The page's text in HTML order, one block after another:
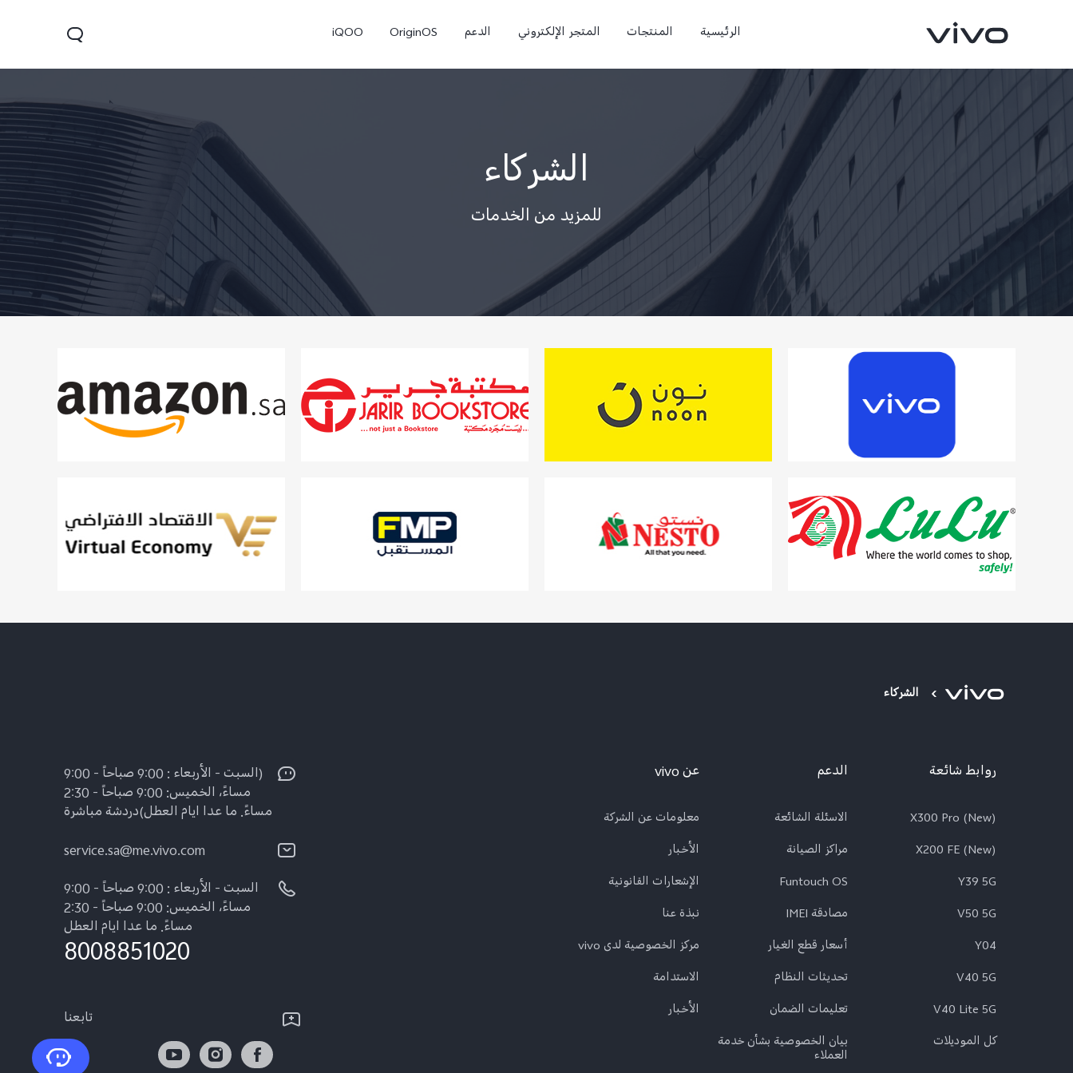
الرئيسية المنتجات المتجر الإلكتروني الدعم OriginOS
iQOO
X300 Ultra
X300 FE جديد V70 FE
V60
الشركاء
للمزيد من الخدمات
الشركاء
روابط شائعة
X300 Pro (New)
X200 FE (New)
Y39 5G
V50 5G
Y04
V40 5G
V40 Lite 5G
كل الموديلات
الدعم
الاسئلة الشائعة
مراكز الصيانة
Funtouch OS
مصادقة IMEI
أسعار قطع الغيار
تحديثات النظام
تعلیمات الضمان
بيان الخصوصية بشأن خدمة
العملاء
عن vivo
معلومات عن الشركة
الأخبار
الإشعارات القانونية
نبذة عنا
مركز الخصوصية لدى vivo
الاستدامة
الأخبار
(السبت - الأربعاء : 9:00 صباحاً - 9:00
مساءً، الخميس: 9:00 صباحاً - 2:30
مساءً. ما عدا ايام العطل)دردشة مباشرة
service.sa@me.vivo.com
السبت - الأربعاء : 9:00 صباحاً - 9:00
مساءً، الخميس: 9:00 صباحاً - 2:30
مساءً. ما عدا ايام العطل
8008851020
تابعنا